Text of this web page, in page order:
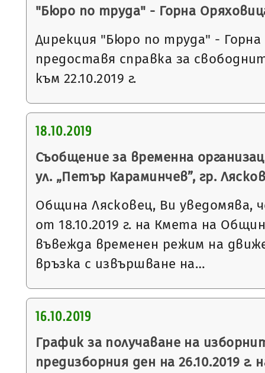
"Бюро по труда" - Горна
Дирекция "Бюро по труда" -
предоставя справка за
към 22.10.2019 г.
18.10.2019
Съобщение за временна
ул. „Петър Караминчев”, гр.
Община Лясковец, Ви уведомява,
от 18.10.2019 г. на Кмета на
въвежда временен режим на
връзка с извършване на…
16.10.2019
График за получаване на
предизборния ден на 26.10.2019